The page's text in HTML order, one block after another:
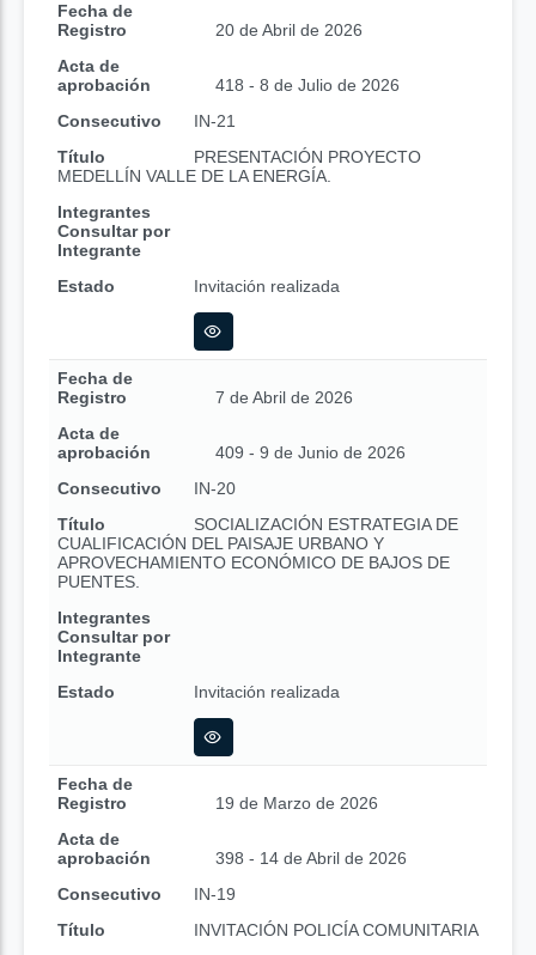
Fecha de
Registro
20 de Abril de 2026
Acta de
aprobación
418 - 8 de Julio de 2026
Consecutivo
IN-21
Título
PRESENTACIÓN PROYECTO
MEDELLÍN VALLE DE LA ENERGÍA.
Integrantes
Consultar por
Integrante
Estado
Invitación realizada
Fecha de
Registro
7 de Abril de 2026
Acta de
aprobación
409 - 9 de Junio de 2026
Consecutivo
IN-20
Título
SOCIALIZACIÓN ESTRATEGIA DE
CUALIFICACIÓN DEL PAISAJE URBANO Y
APROVECHAMIENTO ECONÓMICO DE BAJOS DE
PUENTES.
Integrantes
Consultar por
Integrante
Estado
Invitación realizada
Fecha de
Registro
19 de Marzo de 2026
Acta de
aprobación
398 - 14 de Abril de 2026
Consecutivo
IN-19
Título
INVITACIÓN POLICÍA COMUNITARIA